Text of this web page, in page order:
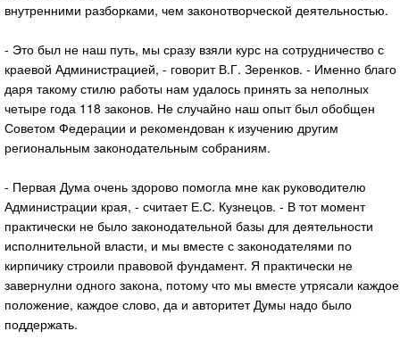
внутренними разборками, чем законотворческой деятельностью.
- Это был не наш путь, мы сразу взяли курс на сотрудничество с
краевой Администрацией, - говорит В.Г. Зеренков. - Именно благо
даря такому стилю работы нам удалось принять за неполных
четыре года 118 законов. Не случайно наш опыт был обобщен
Советом Федерации и рекомендован к изучению другим
региональным законодательным собраниям.
- Первая Дума очень здорово помогла мне как руководителю
Администрации края, - считает Е.С. Кузнецов. - В тот момент
практически не было законодательной базы для деятельности
исполнительной власти, и мы вместе с законодателями по
кирпичику строили правовой фундамент. Я практически не
завернулни одного закона, потому что мы вместе утрясали каждое
положение, каждое слово, да и авторитет Думы надо было
поддержать.